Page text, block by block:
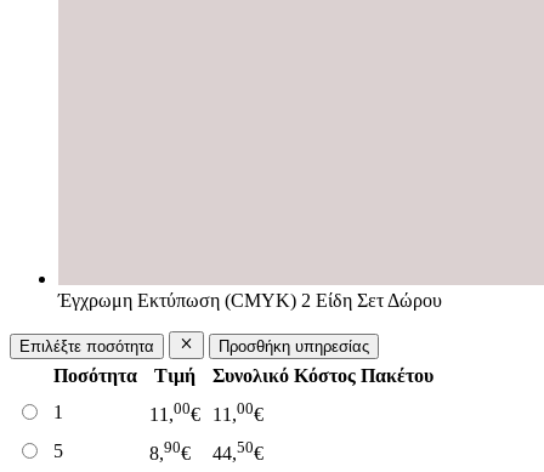
Έγχρωμη Εκτύπωση (CMYK) 2 Είδη Σετ Δώρου
Επιλέξτε ποσότητα Προσθήκη υπηρεσίας
Ποσότητα Τιμή
Συνολικό Κόστος Πακέτου
1
11,00€ 11,00€
5
8,90€ 44,50€